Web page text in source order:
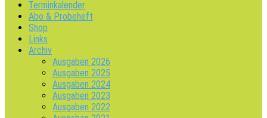
Terminkalender
Abo & Probeheft
Shop
Links
Archiv
Ausgaben 2026
Ausgaben 2025
Ausgaben 2024
Ausgaben 2023
Ausgaben 2022